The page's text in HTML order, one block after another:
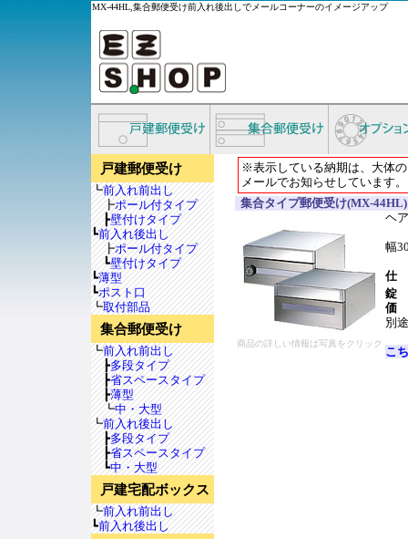
MX-44HL,集合郵便受け前入れ後出しでメールコーナーのイメージアップ
戸建郵便受け
┗前入れ前出し
┣ポール付タイプ
┣壁付けタイプ
┗前入れ後出し
┣ポール付タイプ
┗壁付けタイプ
┗薄型
┗ポスト口
┗取付部品
集合郵便受け
┗前入れ前出し
┣多段タイプ
┣省スペースタイプ
┣薄型
┗中・大型
┗前入れ後出し
┣多段タイプ
┣省スペースタイプ
┗中・大型
戸建宅配ボックス
┗前入れ前出し
┗前入れ後出し
※表示している納期は、大体
メールでお知らせしています。
集合タイプ郵便受け(MX-44HL)
商品の詳しい情報は写真をクリック
ヘ
幅
仕
錠
価
別
こ